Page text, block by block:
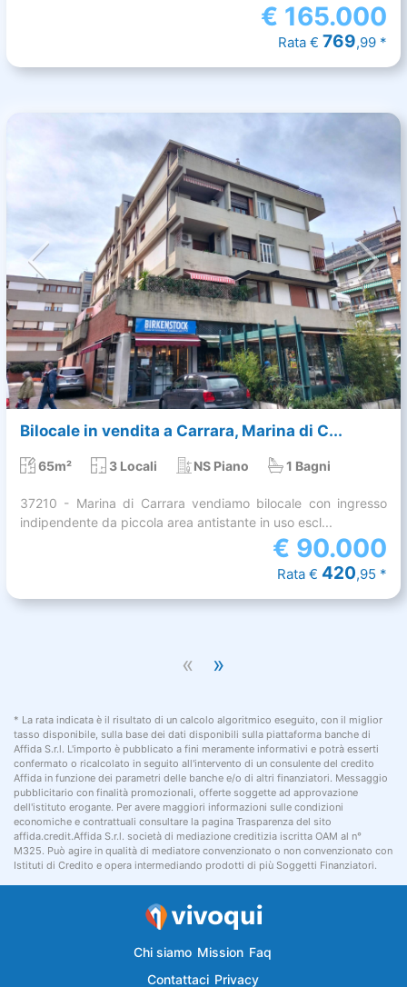
€ 165.000
Rata € 769,99 *
Bilocale in vendita a Carrara, Marina di C...
65m² 3 Locali NS Piano 1 Bagni
37210 - Marina di Carrara vendiamo bilocale con ingresso
indipendente da piccola area antistante in uso escl...
€ 90.000
Rata € 420,95 *
« »
* La rata indicata è il risultato di un calcolo algoritmico eseguito, con il miglior
tasso disponibile, sulla base dei dati disponibili sulla piattaforma banche di
Affida S.r.l. L'importo è pubblicato a fini meramente informativi e potrà esserti
confermato o ricalcolato in seguito all'intervento di un consulente del credito
Affida in funzione dei parametri delle banche e/o di altri finanziatori. Messaggio
pubblicitario con finalità promozionali, offerte soggette ad approvazione
dell'istituto erogante. Per avere maggiori informazioni sulle condizioni
economiche e contrattuali consultare la pagina Trasparenza del sito
affida.credit.Affida S.r.l. società di mediazione creditizia iscritta OAM al n°
M325. Può agire in qualità di mediatore convenzionato o non convenzionato con
Istituti di Credito e opera intermediando prodotti di più Soggetti Finanziatori.
Chi siamo Mission Faq
Contattaci Privacy